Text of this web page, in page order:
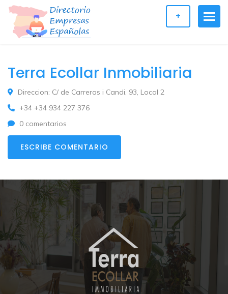
+
Terra Ecollar Inmobiliaria
Direccion: C/ de Carreras i Candi, 93, Local 2
+34 +34 934 227 376
0 comentarios
ESCRIBE COMENTARIO